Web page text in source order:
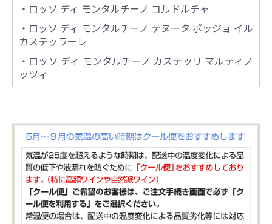
・ロッソ ディ モンタルチーノ コルドルチャ
・ロッソ ディ モンタルチーノ テヌータ ポッジョ イル
カステッラーレ
・ロッソ ディ モンタルチーノ カステッリ マルティノ
ッツィ